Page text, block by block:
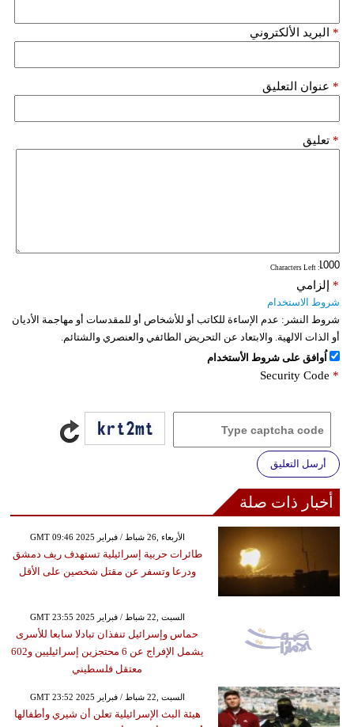
البريد الألكتروني *
عنوان التعليق *
تعليق *
: Characters Left
إلزامي *
شروط الاستخدام
شروط النشر: عدم الإساءة للكاتب أو للأشخاص أو للمقدسات أو مهاجمة الأديان
أو الذات الالهية. والابتعاد عن التحريض الطائفي والعنصري والشتائم.
اُوافق على شروط الأستخدام
Security Code *
أرسل التعليق
أخبار ذات صلة
GMT 09:46 2025 الأربعاء ,26 شباط / فبراير
طائرات حربية إسرائيلية تستهدف ريف دمشق
ودرعا وتسفر عن مقتل شخصين على الأقل
GMT 23:55 2025 السبت ,22 شباط / فبراير
حماس وإسرائيل تنفذان تبادلا سابعا للأسرى
يشمل الإفراج عن 6 محتجزين إسرائيليين و602
معتقل فلسطيني
GMT 23:52 2025 السبت ,22 شباط / فبراير
هيئة البث الإسرائيلية تعلن أن شيري وأطفالها